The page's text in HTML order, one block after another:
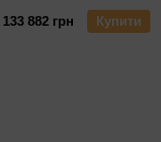
133 882 грн
Купити